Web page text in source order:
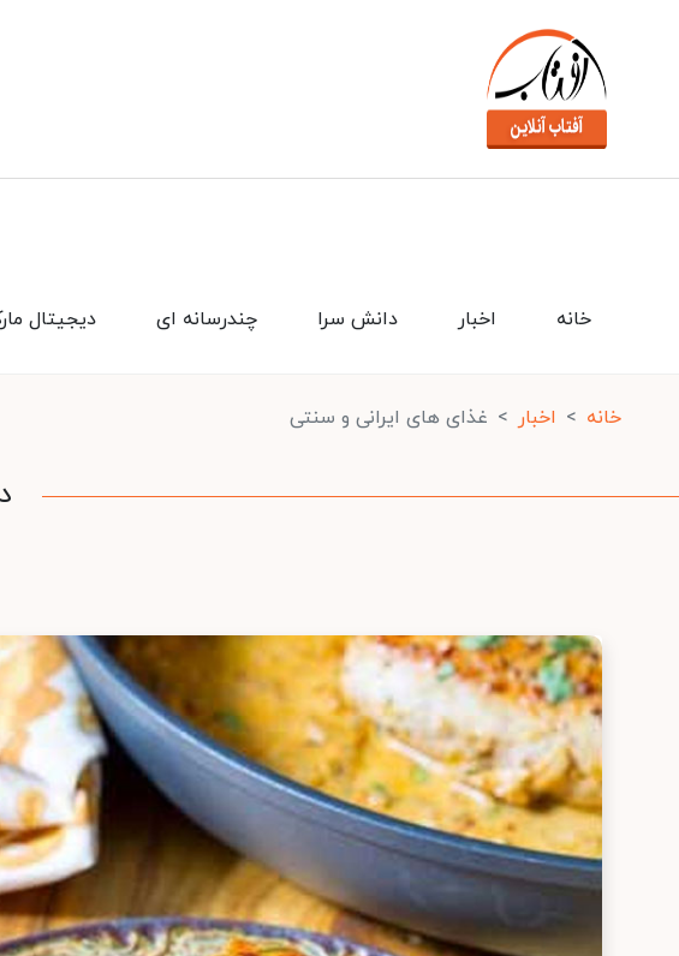
دیجیتال چندرسانه ای دانش سرا اخبار خانه
خانه اخبار غذای های ایرانی و سنتی